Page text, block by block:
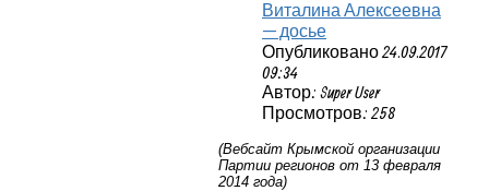
Виталина Алексеевна
— досье
Опубликовано 24.09.2017
09:34
Автор: Super User
Просмотров: 258
(Вебсайт Крымской организации
Партии регионов от 13 февраля
2014 года)